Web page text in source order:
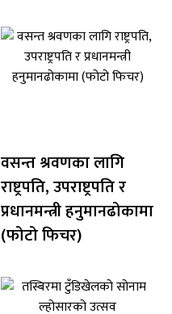
वसन्त श्रवणका लागि
राष्ट्रपति, उपराष्ट्रपति र
प्रधानमन्त्री हनुमानढोकामा
(फोटो फिचर)